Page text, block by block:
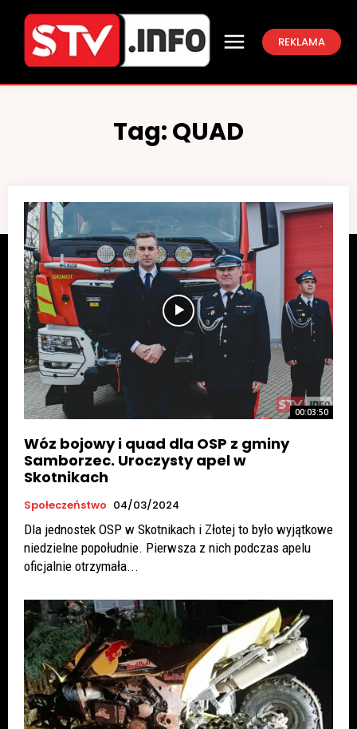
REKLAMA
Tag:QUAD
00:03:50
Wóz bojowy i quad dla OSP z gminy
Samborzec. Uroczysty apel w
Skotnikach
Społeczeństwo 04/03/2024
Dla jednostek OSP w Skotnikach i Złotej to było wyjątkowe
niedzielne popołudnie. Pierwsza z nich podczas apelu
oficjalnie otrzymała...